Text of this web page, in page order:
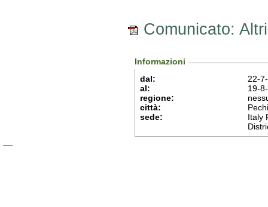
Comunicato:
Informazioni
dal:
22-
al:
19-
regione:
città:
sede:
Italy